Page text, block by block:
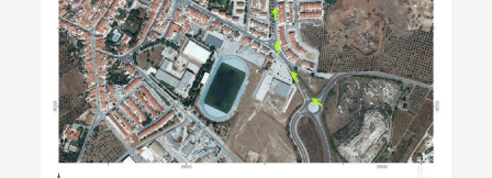
Categorias gerais